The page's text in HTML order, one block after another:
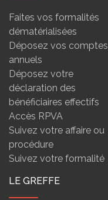
Faites vos formalités
dématérialisées
Déposez vos comptes
annuels
Déposez votre
déclaration des
bénéficiaires effectifs
Accès RPVA
Suivez votre affaire ou
procédure
Suivez votre formalité
LE GREFFE